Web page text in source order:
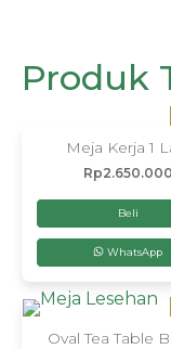
Produk
Meja Kerja 1
Rp2.650.000
Beli
WhatsApp
Oval Tea Table